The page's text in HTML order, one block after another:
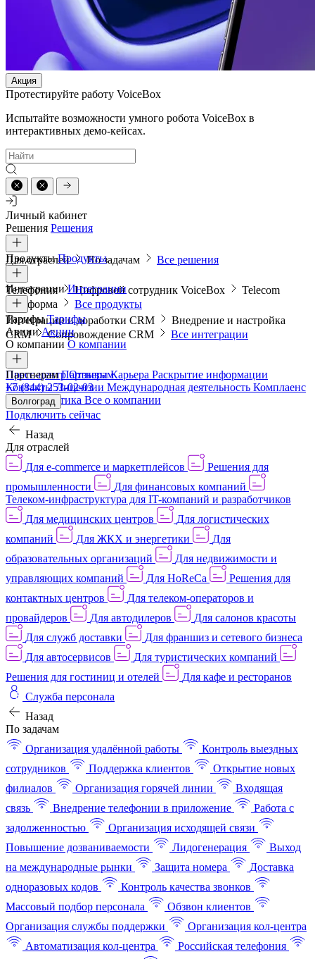
Акция
Протестируйте работу VoiceBox
Испытайте возможности умного робота VoiceBox в
интерактивных демо-кейсах.
Личный кабинет
Решения Решения
Для отраслей По задачам Все решения
ПродуктыПродукты
Телефония Цифровой сотрудник VoiceBox
Telecom
платформа
Все продукты
ИнтеграцииИнтеграции
Интеграции и доработки CRM
Внедрение и настройка
CRM
Сопровождение CRM Все интеграции
ТарифыТарифы
АкцииАкции
О компании О компании
Пресс-центрОтзывыКарьера Раскрытие информации
КонтактыЛицензии Международная деятельность Комплаенс
и деловая этика Все о компании
ПартнерамПартнерам
+7 (844) 253-02-03
Волгоград
Подключить сейчас
Назад
Для отраслей
Для e-commerce и маркетплейсов
Решения для
промышленности
Для финансовых компаний
Телеком-инфраструктура для IT-компаний и разработчиков
Для медицинских центров
Для логистических
компаний
Для ЖКХ и энергетики
Для
образовательных организаций
Для недвижимости и
управляющих компаний
Для HoReCa
Решения для
контактных центров
Для телеком-операторов и
провайдеров
Для автодилеров
Для салонов красоты
Для служб доставки
Для франшиз и сетевого бизнеса
Для автосервисов
Для туристических компаний
Решения для гостиниц и отелей
Для кафе и ресторанов
Служба персонала
Назад
По задачам
Организация удалённой работы
Контроль выездных
сотрудников
Поддержка клиентов
Открытие новых
филиалов
Организация горячей линии
Входящая
связь
Внедрение телефонии в приложение
Работа с
задолженностью
Организация исходящей связи
Повышение дозваниваемости
Лидогенерация
Выход
на международные рынки
Защита номера
Доставка
одноразовых кодов
Контроль качества звонков
Массовый подбор персонала
Обзвон клиентов
Организация службы поддержки
Организация кол-центра
Автоматизация кол-центра
Российская телефония